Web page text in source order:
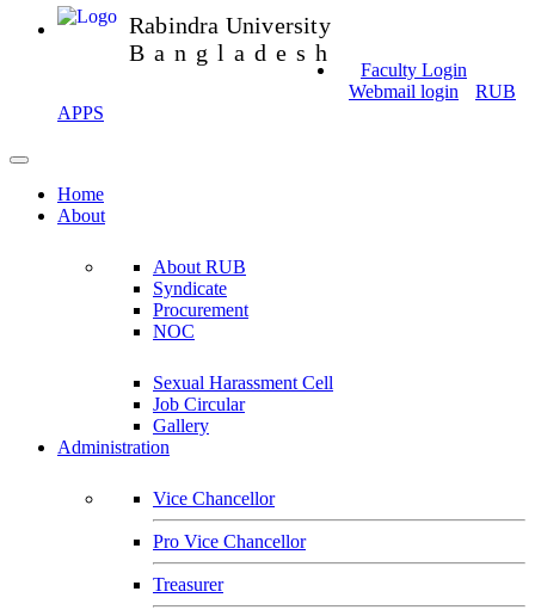
Rabindra University
Bangladesh
Faculty Login
Webmail login
RUB
APPS
Home
About
About RUB
Syndicate
Procurement
NOC
Sexual Harassment Cell
Job Circular
Gallery
Administration
Vice Chancellor
Pro Vice Chancellor
Treasurer